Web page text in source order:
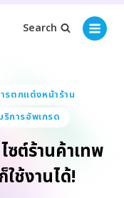
Search
รตกแต่งหน้าร้าน
ริการอัพเกรด
ซต์ร้านค้าเทพ
ช้งานได้!